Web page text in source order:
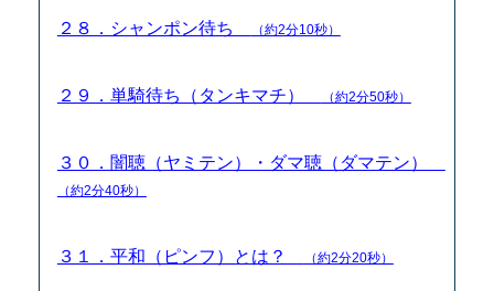
２８．シャンポン待ち （約2分10秒）
２９．単騎待ち（タンキマチ） （約2分50秒）
３０．闇聴（ヤミテン）・ダマ聴（ダマテン）
（約2分40秒）
３１．平和（ピンフ）とは？ （約2分20秒）